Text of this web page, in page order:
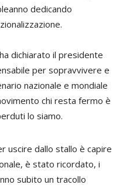
dedicando
dichiarato il presidente
per sopravvivere e
nazionale e mondiale
chi resta fermo è
lo siamo.
uscire dallo stallo è capire
è stato ricordato, i
subito un tracollo